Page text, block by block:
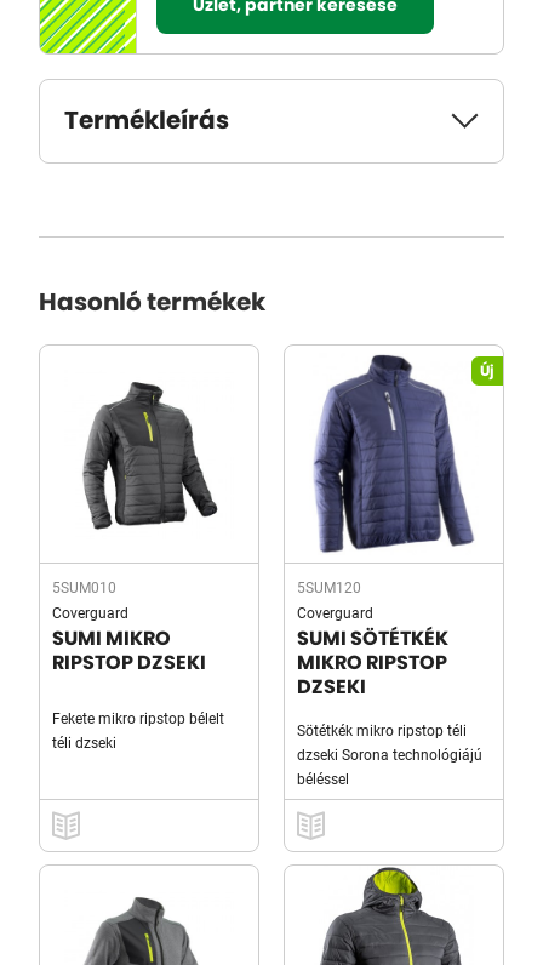
Üzlet, partner keresése
Termékleírás
Hasonló termékek
5SUM010
Coverguard
SUMI MIKRO
RIPSTOP DZSEKI
Fekete mikro ripstop bélelt
téli dzseki
Új
5SUM120
Coverguard
SUMI SÖTÉTKÉK
MIKRO RIPSTOP
DZSEKI
Sötétkék mikro ripstop téli
dzseki Sorona technológiájú
béléssel